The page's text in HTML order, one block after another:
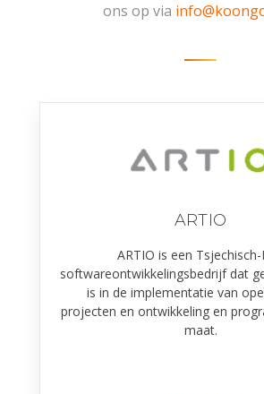
ons op via
ARTIO
ARTIO is een Tsjechisch-
softwareontwikkelingsbedrijf dat
is in de implementatie van
projecten en ontwikkeling en
maat.